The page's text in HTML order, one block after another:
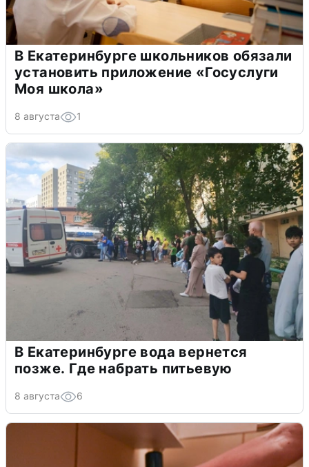
В Екатеринбурге школьников обязали
установить приложение «Госуслуги
Моя школа»
8 августа 1
В Екатеринбурге вода вернется
позже. Где набрать питьевую
8 августа 6